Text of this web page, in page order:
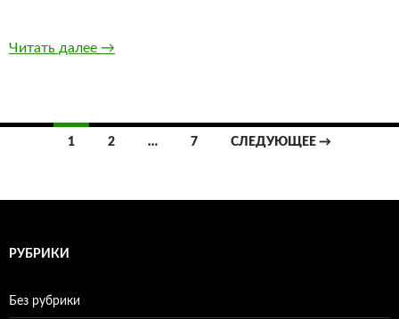
Читать далее Как закрыть подписчиков в Тик Токе через
→
по
1 2 … 7 СЛЕДУЮЩЕЕ →
РУБРИКИ
Без рубрики